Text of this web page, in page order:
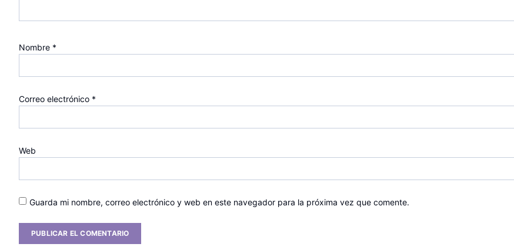
Nombre *
Correo electrónico *
Web
Guarda mi nombre, correo electrónico y web en este navegador para la próxima vez que comente.